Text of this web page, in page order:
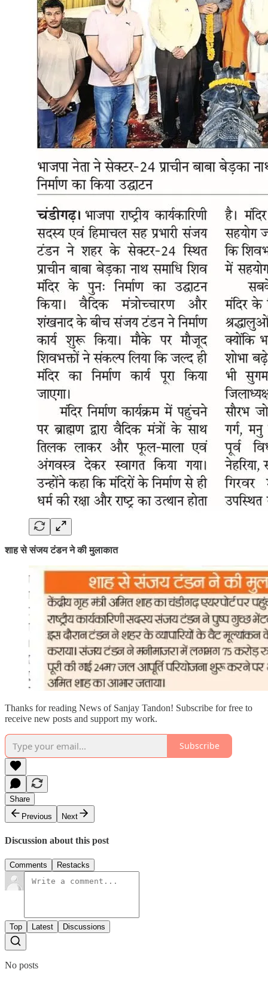
शाह से संजय टंडन ने की मुलाकात
Thanks for reading News of Sanjay Tandon! Subscribe for free to
receive new posts and support my work.
Subscribe
Share
Previous
Next
Discussion about this post
Comments Restacks
Top Latest Discussions
No posts